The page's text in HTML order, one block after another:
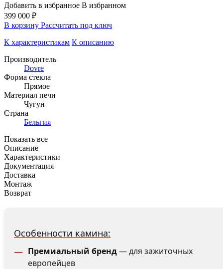
Добавить в избранное В избранном
399 000 ₽
В корзину Рассчитать под ключ
К характеристикам К описанию
Производитель
Dovre
Форма стекла
Прямое
Материал печи
Чугун
Страна
Бельгия
Показать все
Описание
Характеристики
Документация
Доставка
Монтаж
Возврат
Особенности камина:
Премиальный бренд— для зажиточных
европейцев